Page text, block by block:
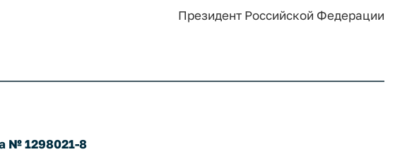
Президент Российской Федерации
№ 1298021-8